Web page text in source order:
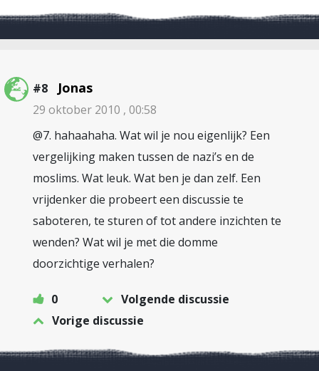
#8 Jonas
29 oktober 2010 , 00:58
@7. hahaahaha. Wat wil je nou eigenlijk? Een
vergelijking maken tussen de nazi’s en de
moslims. Wat leuk. Wat ben je dan zelf. Een
vrijdenker die probeert een discussie te
saboteren, te sturen of tot andere inzichten te
wenden? Wat wil je met die domme
doorzichtige verhalen?
0
Volgende discussie
Vorige discussie